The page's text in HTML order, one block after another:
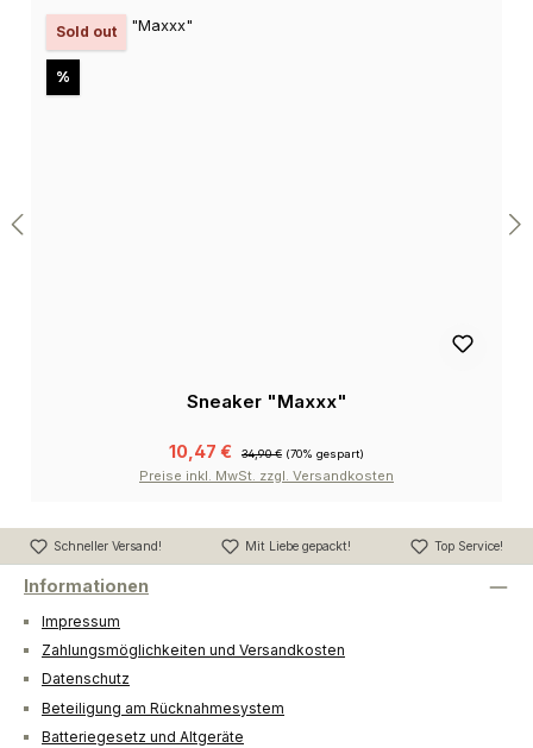
Sold out
%Rabatt
Sneaker "Maxxx"
10,47 € 34,90 € (70% gespart)
Preise inkl. MwSt. zzgl. Versandkosten
Schneller Versand! Mit Liebe gepackt! Top Service!
Informationen
Impressum
Zahlungsmöglichkeiten und Versandkosten
Datenschutz
Beteiligung am Rücknahmesystem
Batteriegesetz und Altgeräte